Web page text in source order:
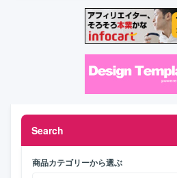
Search
商品カテゴリーから選ぶ